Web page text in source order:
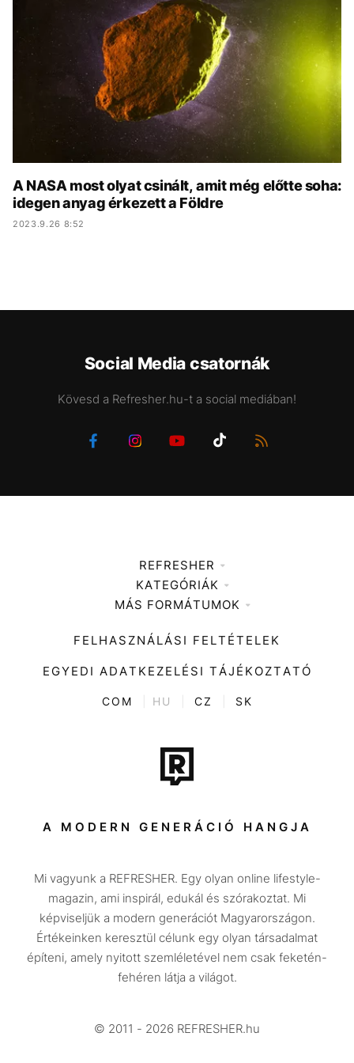
UTAZÁS
ÉLETMÓD DESIGN
BESZÉLGETÉSEK ARCOK
VIDEÓ TÖRTÉNETEK
GASZTRO
A NASA most olyat csinált, amit még előtte soha:
idegen anyag érkezett a Földre
2023.9.26 8:52
Social Media csatornák
Kövesd a Refresher.hu-t a social mediában!
REFRESHER
Médiaajánlat
KATEGÓRIÁK
Zene
Divat
Kultúra
ENTR
Tech-Tudomány
Sport
Társadalom
Utazás
Életmód
Design
Beszélgetések
Videó
MÁS FORMÁTUMOK
FELHASZNÁLÁSI FELTÉTELEK
EGYEDI ADATKEZELÉSI TÁJÉKOZTATÓ
COM HU CZ SK
A MODERN GENERÁCIÓ HANGJA
Mi vagyunk a REFRESHER. Egy olyan online lifestyle-
magazin, ami inspirál, edukál és szórakoztat. Mi
képviseljük a modern generációt Magyarországon.
Értékeinken keresztül célunk egy olyan társadalmat
építeni, amely nyitott szemléletével nem csak feketén-
fehéren látja a világot.
© 2011 - 2026 REFRESHER.hu